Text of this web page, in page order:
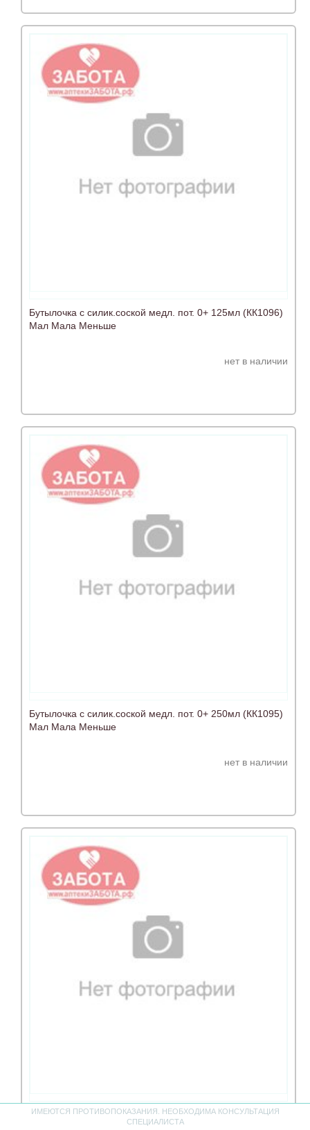
Бутылочка с силик.соской медл. пот. 0+ 125мл (КК1096)
Мал Мала Меньше
нет в наличии
Бутылочка с силик.соской медл. пот. 0+ 250мл (КК1095)
Мал Мала Меньше
нет в наличии
Бутылочка с силик.соской широкое горло 120мл (20155)
ИМЕЮТСЯ ПРОТИВОПОКАЗАНИЯ. НЕОБХОДИМА КОНСУЛЬТАЦИЯ
СПЕЦИАЛИСТА